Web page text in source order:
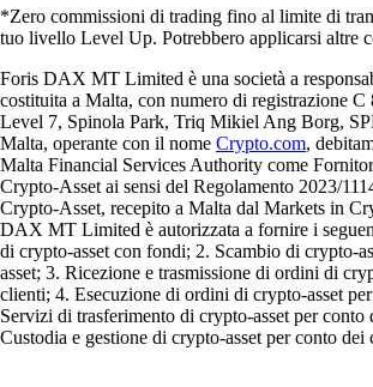
*Zero commissioni di trading fino al limite di
tuo livello Level Up. Potrebbero applicarsi altre
Foris DAX MT Limited è una società a
costituita a Malta, con numero di registrazione C
Level 7, Spinola Park, Triq Mikiel Ang Borg,
Malta, operante con il nome Crypto.com,
Malta Financial Services Authority come
Crypto-Asset ai sensi del Regolamento 2023/
Crypto-Asset, recepito a Malta dal Markets in
DAX MT Limited è autorizzata a fornire i
di crypto-asset con fondi; 2. Scambio di crypto-
asset; 3. Ricezione e trasmissione di ordini di
clienti; 4. Esecuzione di ordini di crypto-asset
Servizi di trasferimento di crypto-asset per conto
Custodia e gestione di crypto-asset per conto dei